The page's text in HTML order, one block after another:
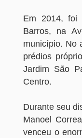
Em 2014, foi
Barros, na
município. No
prédios
Jardim São
Centro.
Durante seu
Manoel
venceu o